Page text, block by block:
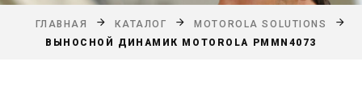
ГЛАВНАЯ КАТАЛОГ
MOTOROLA SOLUTIONS
ВЫНОСНОЙ ДИНАМИК MOTOROLA PMMN4073